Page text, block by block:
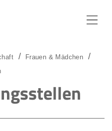
Frauen & Mädchen